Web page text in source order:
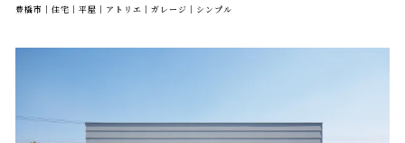
豊橋市｜住宅｜平屋｜アトリエ｜ガレージ｜シンプル